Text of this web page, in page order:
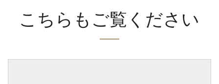
こちらもご覧ください